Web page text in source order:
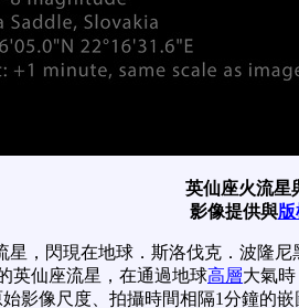
英仙座火流星
影像提供與版
星，閃現在地球．斯洛伐克．波隆
英仙座流星，在通過地球高層大氣
影像尺度、拍攝時間相隔1分鐘的